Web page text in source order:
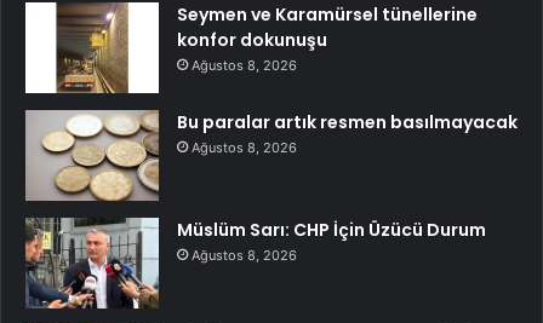
Seymen ve Karamürsel tünellerine
konfor dokunuşu
Ağustos 8, 2026
Bu paralar artık resmen basılmayacak
Ağustos 8, 2026
Müslüm Sarı: CHP İçin Üzücü Durum
Ağustos 8, 2026